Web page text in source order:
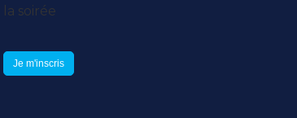
la soirée
Je m'inscris